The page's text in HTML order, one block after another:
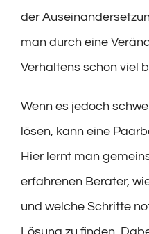
der
man durch eine
Verhaltens schon viel
Wenn es jedoch
lösen, kann eine
Hier lernt man
erfahrenen Berater,
und welche Schritte